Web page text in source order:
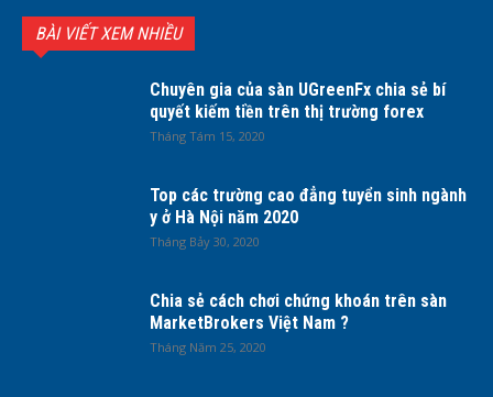
BÀI VIẾT XEM NHIỀU
Chuyên gia của sàn UGreenFx chia sẻ bí
quyết kiếm tiền trên thị trường forex
Tháng Tám 15, 2020
Top các trường cao đẳng tuyển sinh ngành
y ở Hà Nội năm 2020
Tháng Bảy 30, 2020
Chia sẻ cách chơi chứng khoán trên sàn
MarketBrokers Việt Nam ?
Tháng Năm 25, 2020